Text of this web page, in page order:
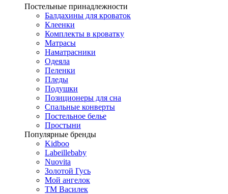
Постельные принадлежности
Балдахины для кроваток
Клеенки
Комплекты в кроватку
Матрасы
Наматрасники
Одеяла
Пеленки
Пледы
Подушки
Позиционеры для сна
Спальные конверты
Постельное белье
Простыни
Популярные бренды
Kidboo
Labeillebaby
Nuovita
Золотой Гусь
Мой ангелок
ТМ Василек